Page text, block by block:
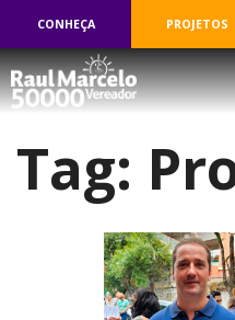
CONHEÇA PROJETOS
Tag: